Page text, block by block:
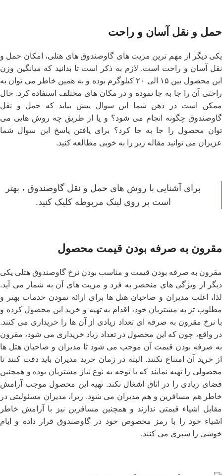
حمل و نقل آسان و راحت
یکی دیگر از مهم ترین مزیت ‌های گاوصندوق‌ های هتلی، امکان حمل و
نقل آسان و راحت است. لازم به ذکر است تا بدانید که میانگین وزن
این محصول بین ۱۵ الی ۲۰ کیلوگرم بوده و به همین خاطر می‌ توان به
راحتی آن را جا به جا نموده و در مکان ‌های مختلف استفاده کرد. حال
ممکن است در ذهن شما این سوال پیش بیاید که حمل و نقل
گاوصندوق چگونه انجام می ‌شود؟ و یا از طریق چه روش‌ هایی می
‌توان محصول را جا به جا کرد؟ برای یافتن پاسخ این سوال شما
عزیزان می ‌توانید مقاله زیر را به خوبی مطالعه کنید.
برای آشنایی با روش ‌های حمل و نقل گاوصندوق ، بهتر
است بر روی لینک مربوطه کلیک کنید.
مقرون به صرفه بودن قیمت محصول
مقرون به صرفه بودن قیمت و مناسب بودن نرخ گاوصندوق هتلی یکی
دیگر از ویژگی ‌های منحصر به فرد و مزیت ‌های آن به شمار می ‌آید.
لذا، اغلب مدیران و صاحبان هتل‌ ها برای ارائه نمودن خدمات بهتر و
مطلوب ‌تر به مشتریان خود، اقدام به تهیه و خرید این محصول کرده و
با نرخ مقرون به صرفه ای تعداد زیادی از آن ها را خریداری می ‌کنند.
در واقع، چون که این محصول در تعداد زیاد خریداری می‌ شود، مقرون
به صرفه بودن قیمت آن موجب می ‌شود تا مدیران و صاحبان هتل ‌ها
از خرید آن امتناع نکنند. البته در زمان خرید مدیران باید دقت کنند تا
محصولی را تهیه نمایند که با توجه به نوع نیاز مشتریان بوده و همچنین
فضای زیادی را در اتاق اشغال نکند. تهیه این محصول موجب آرامش
خاطر هم مسافرین و هم مدیران می شود. زیرا، مدیران مسئولیتی در
مقابل اشیاء قیمتی ندارند و همچنین مسافرین نیز با آرامش خاطر
اشیاء خود را با رمز مخصوص خود در گاوصندوق قرار داده و ایام
خوشی را سپری می‌ کنند.